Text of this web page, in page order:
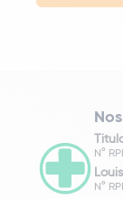
N°
N°